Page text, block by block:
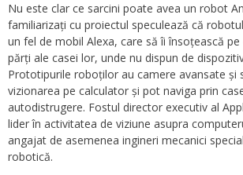
Nu este clar ce sarcini poate avea un robot
familiarizați cu proiectul speculează că
un fel de mobil Alexa, care să îi însoțească
părți ale casei lor, unde nu dispun de
Prototipurile roboților au camere avansate și
vizionarea pe calculator și pot naviga prin
autodistrugere. Fostul director executiv al
lider în activitatea de viziune asupra
angajat de asemenea ingineri mecanici
robotică.